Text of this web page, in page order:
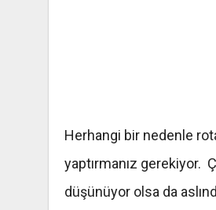
Herhangi bir nedenle
yaptırmanız gerekiyor.
düşünüyor olsa da